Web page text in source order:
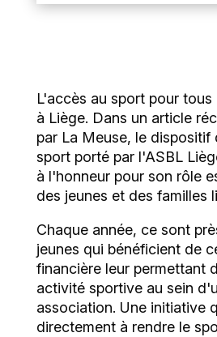
L'accès au sport pour
à Liège. Dans un article
par La Meuse, le dispositif
sport porté par l'ASBL
à l'honneur pour son rôle
des jeunes et des familles
Chaque année, ce sont
jeunes qui bénéficient de
financière leur permettant
activité sportive au sein
association. Une initiative
directement à rendre le